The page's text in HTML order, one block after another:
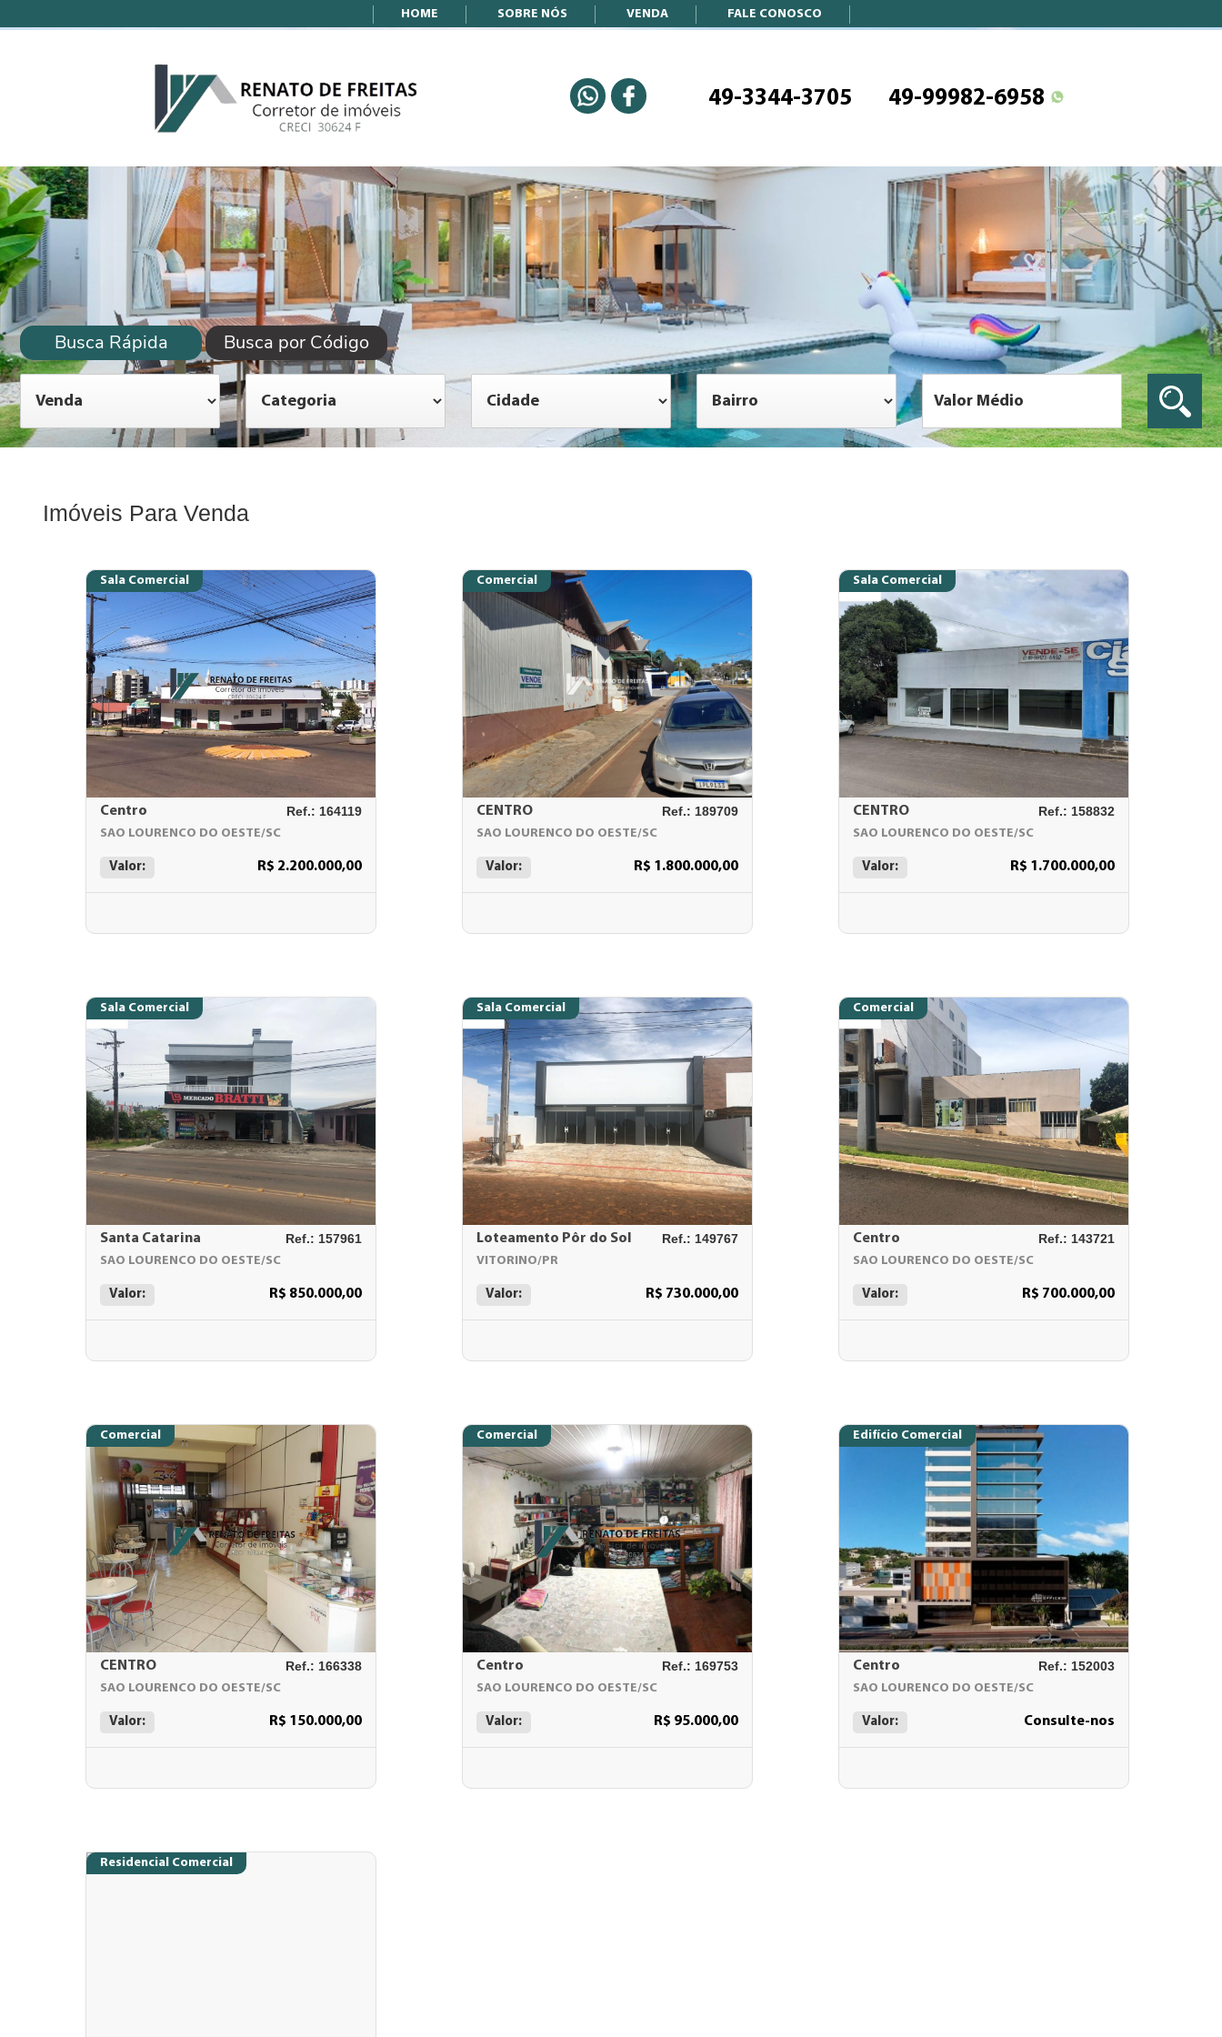
HOME SOBRE NÓS VENDA FALE CONOSCO
49-3344-3705 49-99982-6958
Busca Rápida Busca por Código
Imóveis Para Venda
Sala Comercial
Centro Ref.: 164119
SAO LOURENCO DO OESTE/SC
Valor: R$ 2.200.000,00
Comercial
CENTRO Ref.: 189709
SAO LOURENCO DO OESTE/SC
Valor: R$ 1.800.000,00
Sala Comercial
CENTRO Ref.: 158832
SAO LOURENCO DO OESTE/SC
Valor: R$ 1.700.000,00
Sala Comercial
Santa Catarina Ref.: 157961
SAO LOURENCO DO OESTE/SC
Valor: R$ 850.000,00
Sala Comercial
Loteamento Pôr do Sol Ref.: 149767
VITORINO/PR
Valor: R$ 730.000,00
Comercial
Centro Ref.: 143721
SAO LOURENCO DO OESTE/SC
Valor: R$ 700.000,00
Comercial
CENTRO Ref.: 166338
SAO LOURENCO DO OESTE/SC
Valor: R$ 150.000,00
Comercial
Centro Ref.: 169753
SAO LOURENCO DO OESTE/SC
Valor: R$ 95.000,00
Edifício Comercial
Centro Ref.: 152003
SAO LOURENCO DO OESTE/SC
Valor: Consulte-nos
Residencial Comercial